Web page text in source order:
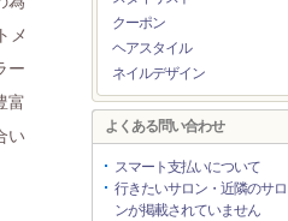
メ
ー
富
い
クーポン
ヘアスタイル
ネイルデザイン
よくある問い合わせ
スマート支払いについて
行きたいサロン・近隣のサロ
ンが掲載されていません